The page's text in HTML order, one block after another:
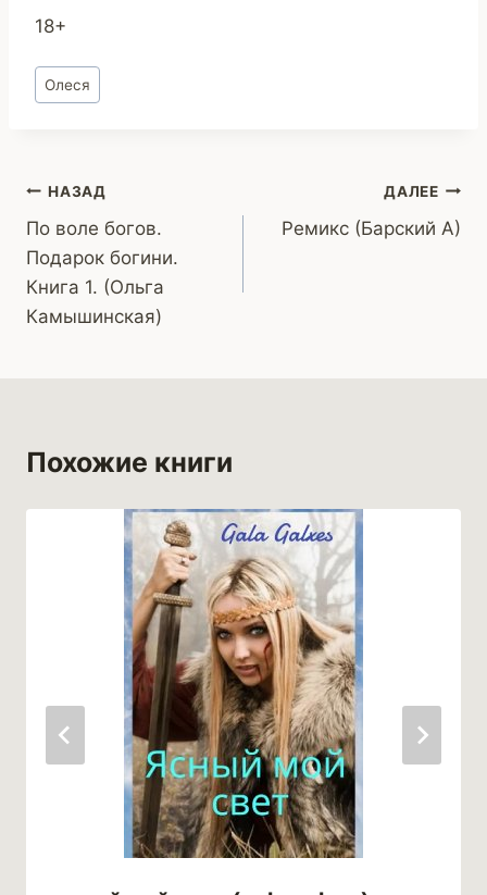
18+
Метки
записи:
Олеся
Навигация
по
записям
НАЗАД
По воле богов.
Подарок богини.
Книга 1. (Ольга
Камышинская)
ДАЛЕЕ
Ремикс (Барский А)
Похожие книги